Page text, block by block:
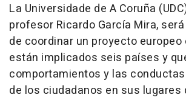
La Universidade de A Coruña
profesor Ricardo García Mira,
de coordinar un proyecto europeo
están implicados seis países y
comportamientos y las
de los ciudadanos en sus lugares